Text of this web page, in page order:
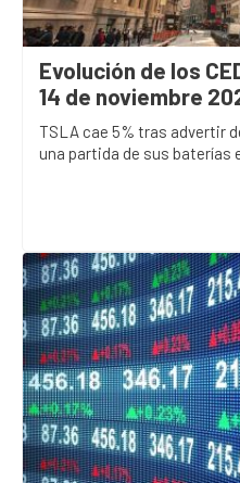
Evolución de los
14 de noviembre
TSLA cae 5% tras advertir
una partida de sus baterías